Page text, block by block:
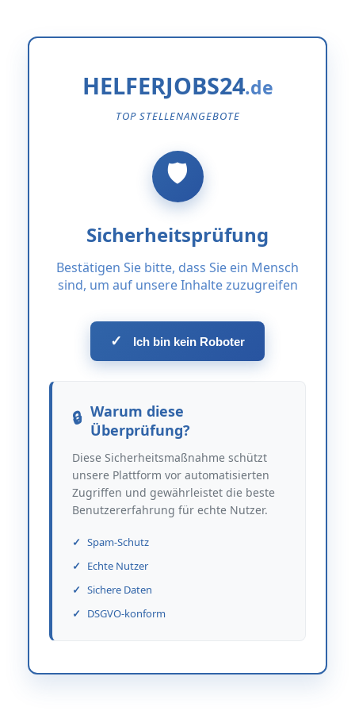
HELFERJOBS24
TOP STELLENANGEBOTE
Sicherheitsprüfung
Bestätigen Sie bitte, dass Sie ein Mensch
sind, um auf unsere Inhalte zuzugreifen
✓ Ich bin kein Roboter
Warum diese
Überprüfung?
Diese Sicherheitsmaßnahme schützt
unsere Plattform vor automatisierten
Zugriffen und gewährleistet die beste
Benutzererfahrung für echte Nutzer.
Spam-Schutz
Echte Nutzer
Sichere Daten
DSGVO-konform